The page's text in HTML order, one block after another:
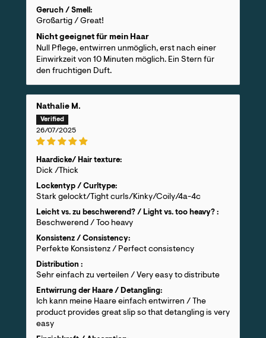
Geruch / Smell:
Großartig / Great!
Nicht geeignet für mein Haar
Null Pflege, entwirren unmöglich, erst nach einer
Einwirkzeit von 10 Minuten möglich. Ein Stern für
den fruchtigen Duft.
Nathalie M.
26/07/2025
Haardicke/ Hair texture:
Dick /Thick
Lockentyp / Curltype:
Stark gelockt/Tight curls/Kinky/Coily/4a-4c
Leicht vs. zu beschwerend? / Light vs. too heavy? :
Beschwerend / Too heavy
Konsistenz / Consistency:
Perfekte Konsistenz / Perfect consistency
Distribution :
Sehr einfach zu verteilen / Very easy to distribute
Entwirrung der Haare / Detangling:
Ich kann meine Haare einfach entwirren / The
product provides great slip so that detangling is very
easy